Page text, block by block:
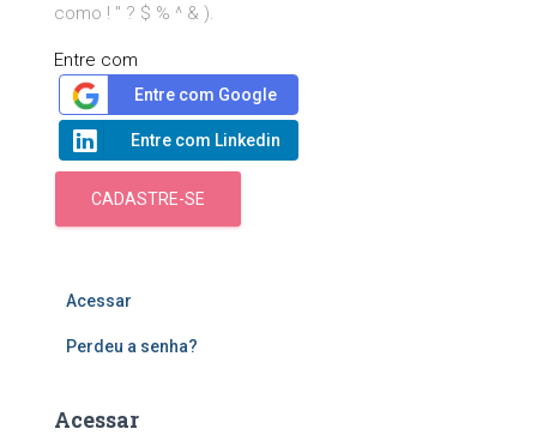
como ! " ? $ % ^ & ).
Entre com
Entre com Google
Entre com Linkedin
CADASTRE-SE
Acessar
Perdeu a senha?
Acessar